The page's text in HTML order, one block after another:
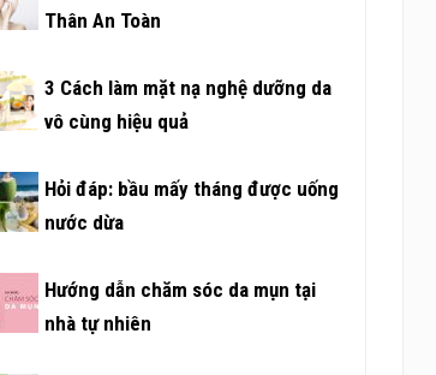
Thân An Toàn
3 Cách làm mặt nạ nghệ dưỡng da
vô cùng hiệu quả
Hỏi đáp: bầu mấy tháng được uống
nước dừa
Hướng dẫn chăm sóc da mụn tại
nhà tự nhiên